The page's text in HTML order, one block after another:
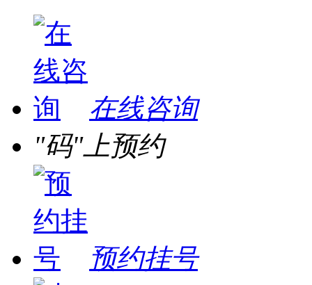
在线咨询
"码"上预约
预约挂号